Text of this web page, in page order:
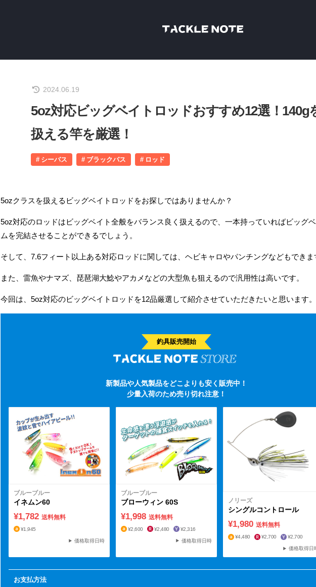
2024.06.19
5oz対応ビッグベイトロッドおすすめ12選！140g
扱える竿を厳選！
シーバス ブラックバス ロッド
5ozクラスを扱えるビッグベイトロッドをお探しではありませんか？
5oz対応のロッドはビッグベイト全般をバランス良く扱えるので、一本持っていればビッグ
ムを完結させることができるでしょう。
そして、7.6フィート以上ある対応ロッドに関しては、ヘビキャロやパンチングなどもできま
また、雷魚やナマズ、琵琶湖大鯰やアカメなどの大型魚も狙えるので汎用性は高いです。
今回は、5oz対応のビッグベイトロッドを12品厳選して紹介させていただきたいと思います。
釣具販売開始
新製品や人気製品をどこよりも安く販売中！
少量入荷のため売り切れ注意！
ブルーブルー
イネムン60
¥1,782 送料無料
¥1,945
価格取得日時
ブルーブルー
ブローウィン 60S
¥1,998 送料無料
¥2,600 ¥2,480 ¥2,316
価格取得日時
ノリーズ
シングルコントロール
¥1,980 送料無料
¥4,480 ¥2,700 ¥2,700
価格取得日
お支払方法